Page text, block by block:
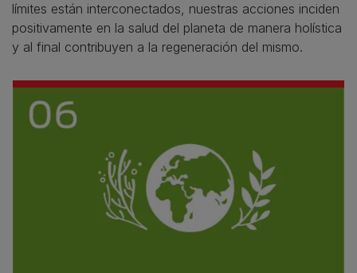
límites están interconectados, nuestras acciones inciden
positivamente en la salud del planeta de manera holística
y al final contribuyen a la regeneración del mismo.